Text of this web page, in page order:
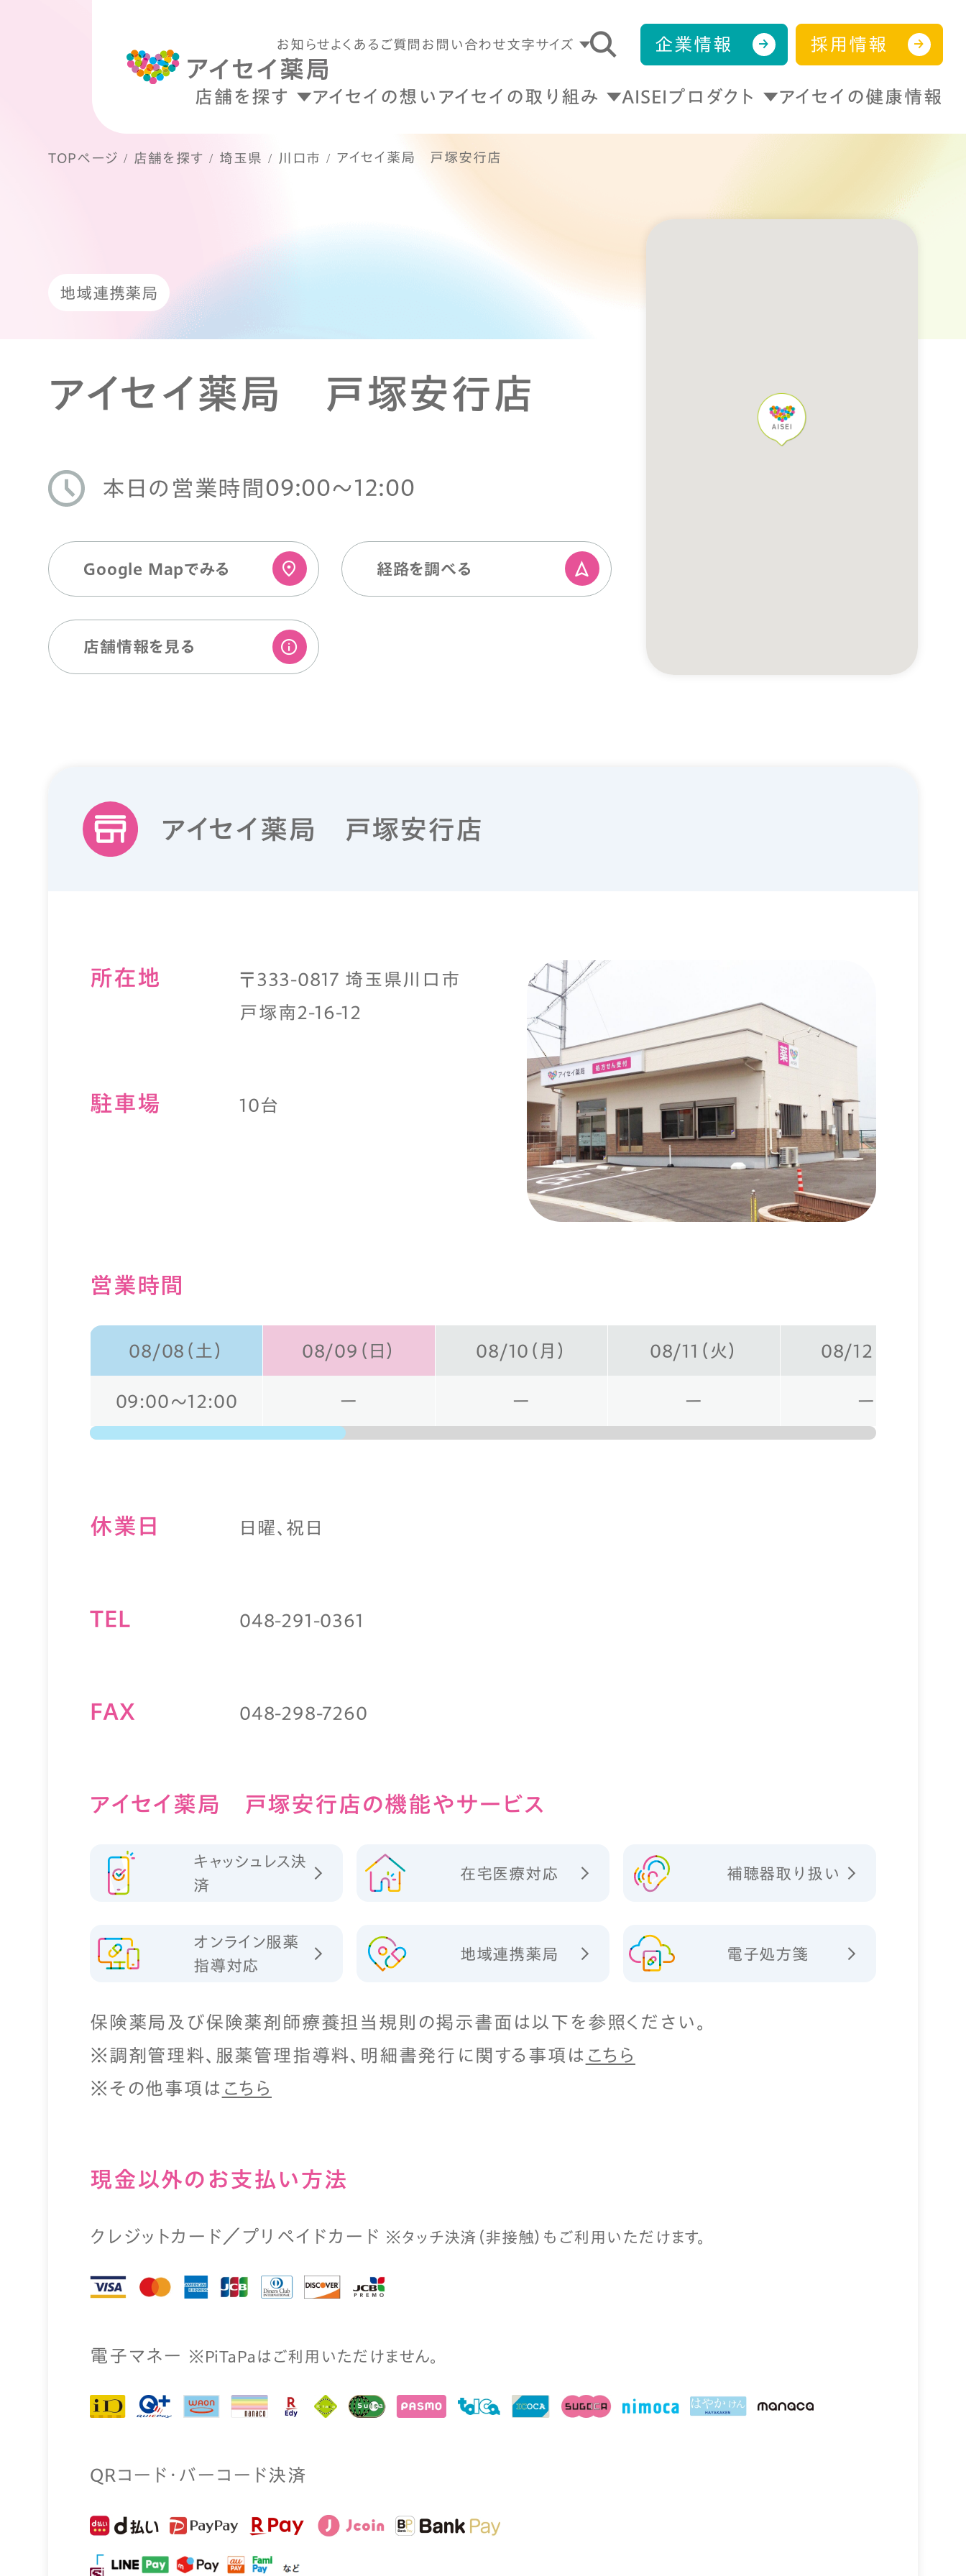
お知らせよくあるご質問 お問い合わせ文字サイズ 企業情報 採用情報
店舗を探す アイセイの想い アイセイの取り組み AISEIプロダクト アイセイの健康情報
TOPページ 店舗を探す 埼玉県 川口市 アイセイ薬局 戸塚安行店
地域連携薬局
アイセイ薬局 戸塚安行店
本日の営業時間 09:00〜12:00
Google Mapでみる 経路を調べる
店舗情報を⾒る
アイセイ薬局 戸塚安行店
所在地
〒333-0817 埼玉県川口市
戸塚南2-16-12
駐⾞場 10台
営業時間
08/08（土） 08/09（日） 08/10（月） 08/11（火） 08/12（水）
09:00～12:00 ー ー ー ー
休業⽇ 日曜、祝日
TEL 048-291-0361
FAX 048-298-7260
アイセイ薬局 戸塚安行店の機能やサービス
キャッシュレス決
済
在宅医療対応 補聴器取り扱い
オンライン服薬
指導対応
地域連携薬局 電子処方箋
保険薬局及び保険薬剤師療養担当規則の掲示書面は以下を参照ください。
※調剤管理料、服薬管理指導料、明細書発行に関する事項は こちら
※その他事項は こちら
現⾦以外のお⽀払い⽅法
クレジットカード／プリペイドカード ※タッチ決済（⾮接触）もご利⽤いただけます。
電⼦マネー ※PiTaPaはご利⽤いただけません。
QRコード・バーコード決済